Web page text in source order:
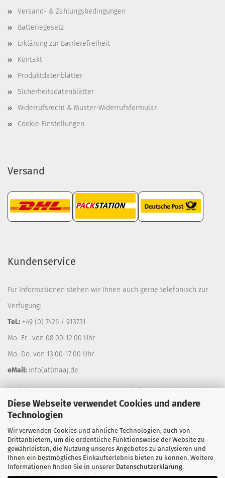
Diese Webseite verwendet Cookies und andere
Technologien
Wir verwenden Cookies und ähnliche Technologien, auch von
Drittanbietern, um die ordentliche Funktionsweise der Website zu
gewährleisten, die Nutzung unseres Angebotes zu analysieren und
Ihnen ein bestmögliches Einkaufserlebnis bieten zu können. Weitere
Informationen finden Sie in unserer Datenschutzerklärung.
Versand- & Zahlungsbedingungen
Batteriegesetz
Erklärung zur Barrierefreiheit
Kontakt
Produktdatenblätter
Sicherheitsdatenblätter
Widerrufsrecht & Muster-Widerrufsformular
Cookie Einstellungen
Versand
Kundenservice
Für Informationen stehen wir Ihnen auch gerne telefonisch zur
Verfügung:
Tel.: +49 (0) 7426 / 913731
Mo.-Fr. von 08.00-12.00 Uhr
Mo.-Do. von 13.00-17.00 Uhr
eMail: info(at)maaj.de
Sie können uns auch über unserKontaktformularkontaktieren.
Gerne rufen wir Sie auf Wunsch zurück, füllen Sie einfach unser
Call-Back-Formular